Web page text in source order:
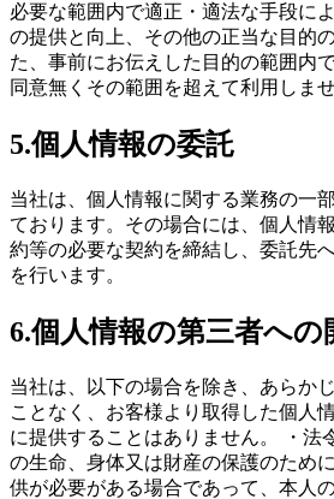
必要な範囲内で適正・適法な手段に
の提供と向上、その他の正当な目的
た、事前にお伝えした目的の範囲内
同意無くその範囲を超えて利用しませ
5.個人情報の委託
当社は、個人情報に関する業務の一
ております。その場合には、個人情
約等の必要な契約を締結し、委託先
を行います。
6.個人情報の第三者への
当社は、以下の場合を除き、あらか
ことなく、お客様より取得した個人
に提供することはありません。 ・法
の生命、身体又は財産の保護のため
供が必要がある場合であって、本人